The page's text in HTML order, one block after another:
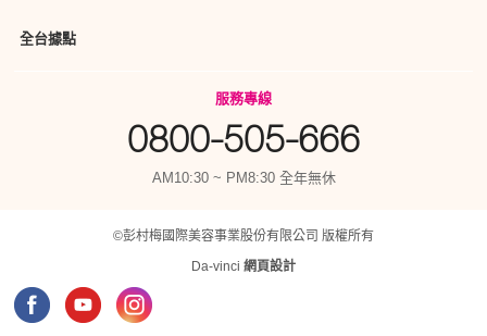
全台據點
服務專線
0800-505-666
AM10:30 ~ PM8:30 全年無休
©彭村梅國際美容事業股份有限公司 版權所有
Da-vinci 網頁設計